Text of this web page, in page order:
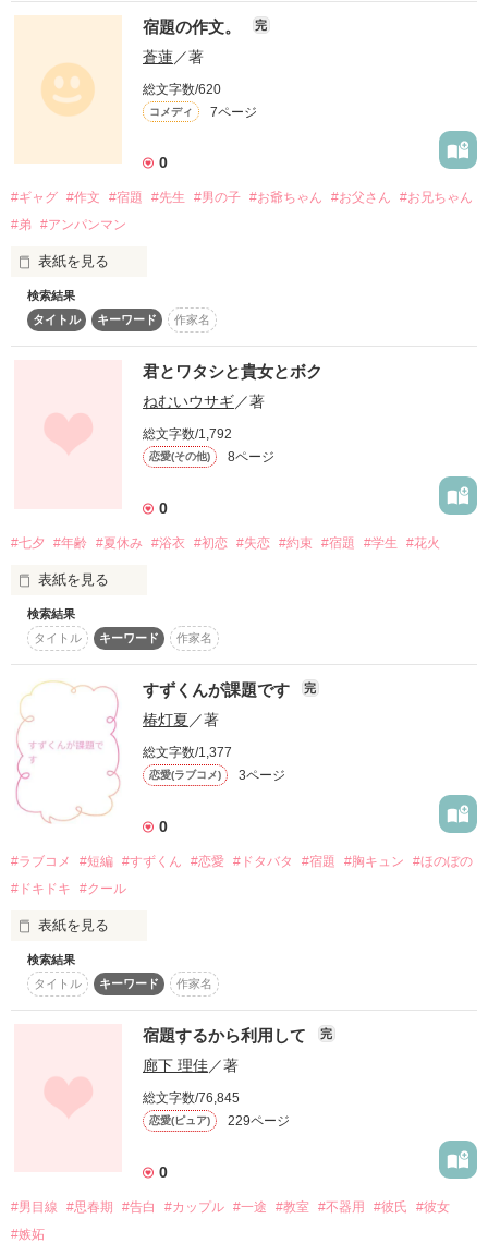
ぜひ読んでやってください。
感想、受け付けてます！
中１のところで一旦終わりです。
ここまでしかまだ生きてないのでw
✼••┈┈┈┈••✼••┈┈┈┈••✼
2017/04/09
START
↓
まだまだ更新...？
✼••┈┈┈┈••✼••┈┈┈┈••✼
実用エッセイで9位！
宿題の作文。 完
蒼蓮／著
総文字数/620
コメディ 7ページ
0
#ギャグ #作文 #宿題 #先生 #男の子 #お爺ちゃん #お父さん
#お兄ちゃん
#弟 #アンパンマン
表紙を見る
アホみたいな話を
たらたらと書きます(笑)
検索結果
タイトル
キーワード 作家名
君とワタシと貴女とボク
ねむいウサギ／著
総文字数/1,792
恋愛(その他) 8ページ
0
#七夕 #年齢 #夏休み #浴衣 #初恋 #失恋 #約束 #宿題 #学生 #花火
表紙を見る
かなり久しぶりに恋愛物をと
行き当たりばったりで書いていきます(笑)
完結予定は立てずに思いつきで、増えたり減ったり完結します
*********←毎に男女目線が
入れ替わります
◆ 男性目線
検索結果
タイトル
キーワード 作家名
すずくんが課題です 完
椿灯夏 ／著
総文字数/1,377
恋愛(ラブコメ) 3ページ
0
#ラブコメ #短編 #すずくん #恋愛 #ドタバタ #宿題 #胸キュン
#ほのぼの
#ドキドキ
#クール
表紙を見る
すずくんが好きです。
でも前途多難……？！
お題で書いた短編ものになります。
検索結果
タイトル
キーワード 作家名
宿題するから利用して 完
廊下 理佳／著
総文字数/76,845
恋愛(ピュア) 229ページ
0
#男目線 #思春期 #告白 #カップル #一途 #教室 #不器用 #彼氏
#彼女
#嫉妬